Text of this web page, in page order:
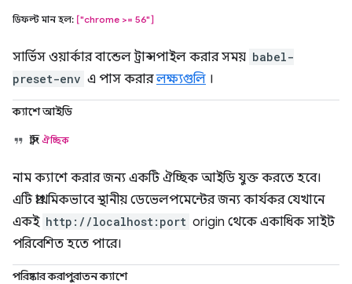
ডিফল্ট মান হল: ["chrome >= 56"]
সার্ভিস ওয়ার্কার বান্ডেল ট্রান্সপাইল করার সময় babel-
preset-env এ পাস করারলক্ষ্যগুলি ।
ক্যাশে আইডি
স্ট্রিং ঐচ্ছিক
নাম ক্যাশে করার জন্য একটি ঐচ্ছিক আইডি যুক্ত করতে হবে।
এটি প্রাথমিকভাবে স্থানীয় ডেভেলপমেন্টের জন্য কার্যকর যেখানে
একই http://localhost:port origin থেকে একাধিক সাইট
পরিবেশিত হতে পারে।
পরিষ্কার করাপুরাতন ক্যাশে